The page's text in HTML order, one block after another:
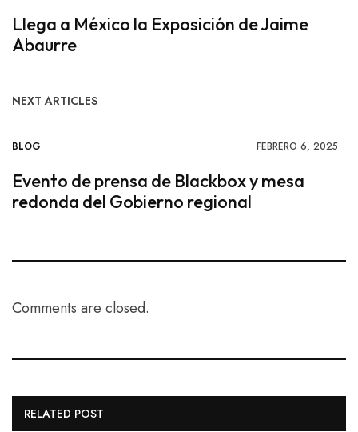
Llega a México la Exposición de Jaime
Abaurre
NEXT ARTICLES
BLOG FEBRERO 6, 2025
Evento de prensa de Blackbox y mesa
redonda del Gobierno regional
Comments are closed.
RELATED POST